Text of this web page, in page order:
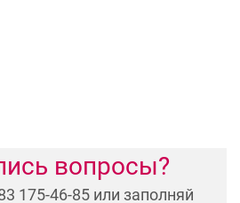
вопросы?
175-46-85 или заполняй